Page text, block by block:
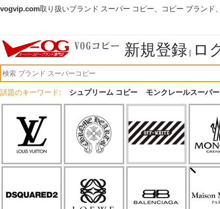
vogvip.com取り扱いブランド スーパー コピー、コピー ブランド
新規登録 | ロ
話題のキーワード: シュプリーム コピー モンクレールスーパ